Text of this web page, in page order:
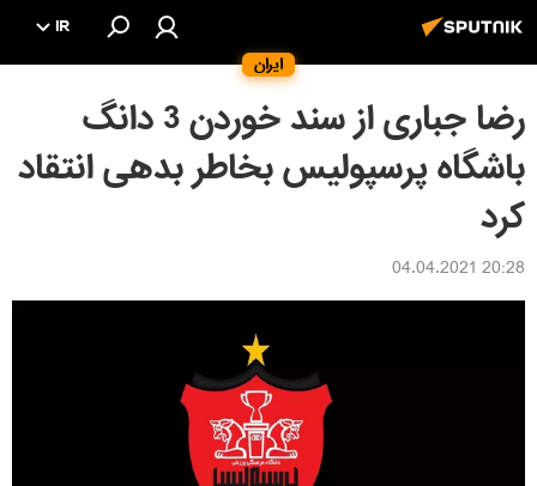
ایران
IR
رضا جباری از سند خوردن 3 دانگ
باشگاه پرسپولیس بخاطر بدهی انتقاد
کرد
20:28 04.04.2021